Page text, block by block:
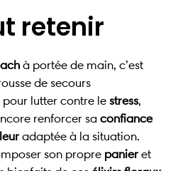
retenir
à portée de main, c’est
de secours
lutter contre le stress,
renforcer sa confiance
adaptée à la situation.
son propre panier et